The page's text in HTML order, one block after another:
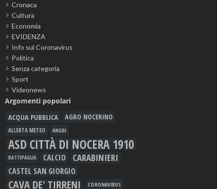
Cronaca
Cultura
Economia
EVIDENZA
Info sul Coronavirus
Politica
Senza categoria
Sport
Videonews
Argomenti popolari
ACQUA PUBBLICA AGRO NOCERINO
ALLERTA METEO ANGRI
ASD CITTÀ DI NOCERA 1910
BATTIPAGLIA CALCIO CARABINIERI
CASTEL SAN GIORGIO
CAVA DE' TIRRENI CORONAVIRUS